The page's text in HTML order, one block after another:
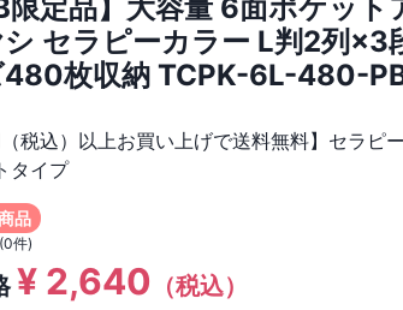
限定品】大容量 6面ポケット
セラピーカラー L判2列×3
480枚収納 TCPK-6L-480-
（税込）以上お買い上げで送料無料】セラピ
タイプ
品
(0件)
¥ 2,640 （税込）